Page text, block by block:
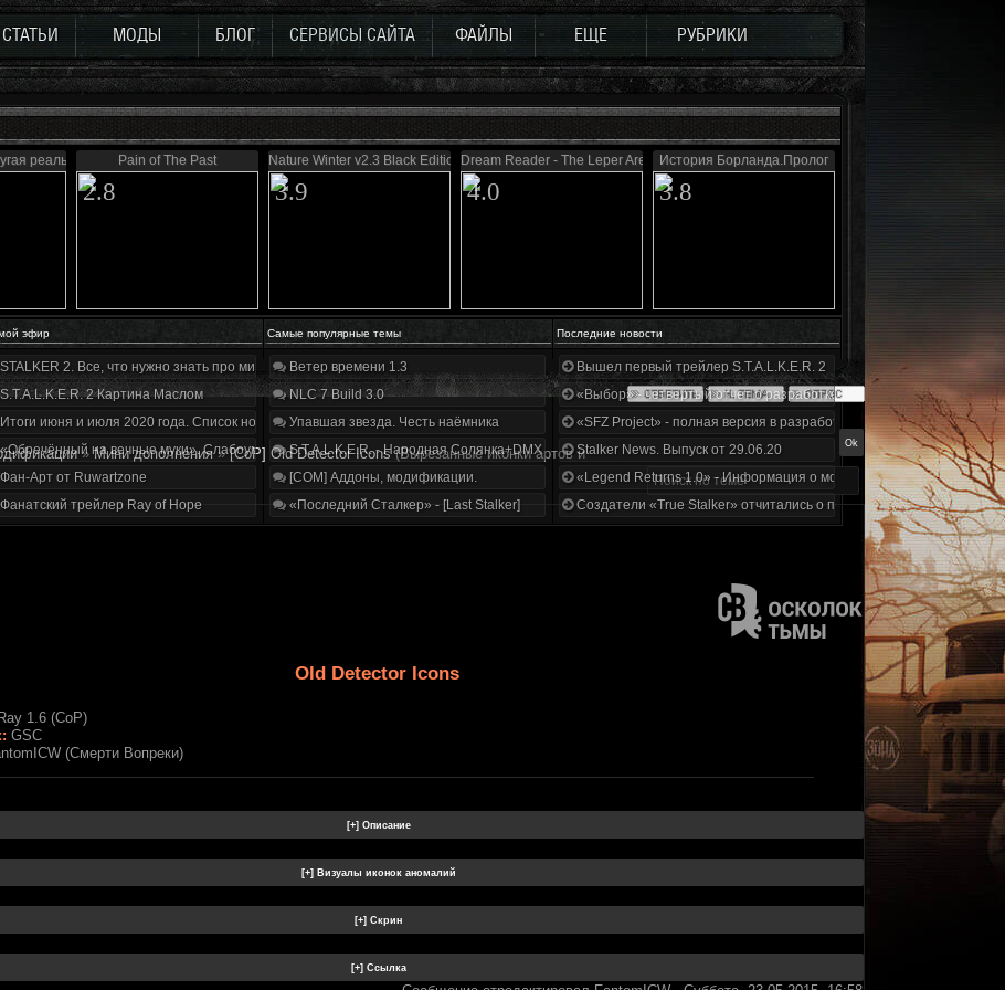
СТАТЬИ МОДЫ БЛОГ СЕРВИСЫ САЙТА ФАЙЛЫ ЕЩЕ РУБРИКИ
реальность Pain of The Past
2.8
Nature Winter v2.3 Black Edition
3.9
Dream Reader - The Leper Area
4.0
История Борланда.Пролог
3.8
эфир Самые популярные темы Последние новости
STALKER 2. Все, что нужно знать про мир, геймплей и сюжет | Разбор трейлера
S.T.A.L.K.E.R. 2 Картина Маслом
Итоги июня и июля 2020 года. Список нововведений
на вечные муки». Слабоумие и отвага
Фан-Арт от Ruwartzone
Фанатский трейлер Ray of Hope
Ветер времени 1.3
NLC 7 Build 3.0
Упавшая звезда. Честь наёмника
S.T.A.L.K.E.R. - Народная Солянка+DMX 1.3.5.ООП.МА.К.
[COM] Аддоны, модификации.
«Последний Сталкер» - [Last Stalker]
Вышел первый трейлер S.T.A.L.K.E.R. 2
«Выбор» - четвертый отчет о разработке!
«SFZ Project» - полная версия в разработке!
Stalker News. Выпуск от 29.06.20
«Legend Returns 1.0» - Информация о моде за июнь 2020
Создатели «True Stalker» отчитались о проделанной работе
» Мини дополнения » [CoP] Old Detector Icons (Вырезанные иконки артов и
Old Detector Icons
1.6 (CoP)
GSC
(Смерти Вопреки)